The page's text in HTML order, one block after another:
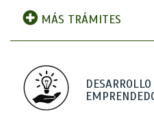
MÁS TRÁMITES